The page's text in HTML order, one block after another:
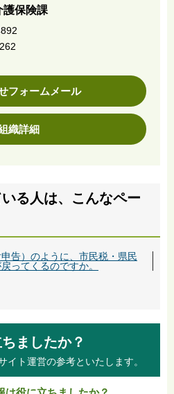
保険課
フォームメール
織詳細
る人は、こんなペー
告）のように、市民税・県民
ってくるのですか。
ましたか？
イト運営の参考といたします。